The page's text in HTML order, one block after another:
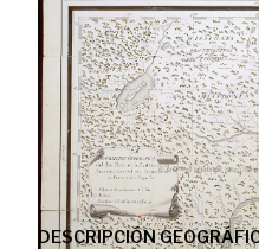
DESCRIPCIÓN